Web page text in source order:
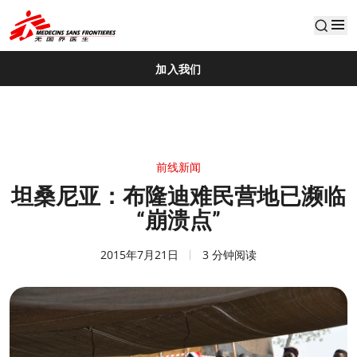
default
加入我们
前线新闻
坦桑尼亚：布隆迪难民营地已濒临
“崩溃点”
2015年7月21日 3 分钟阅读